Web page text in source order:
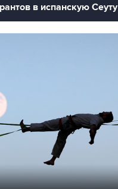
в испанскую Сеуту